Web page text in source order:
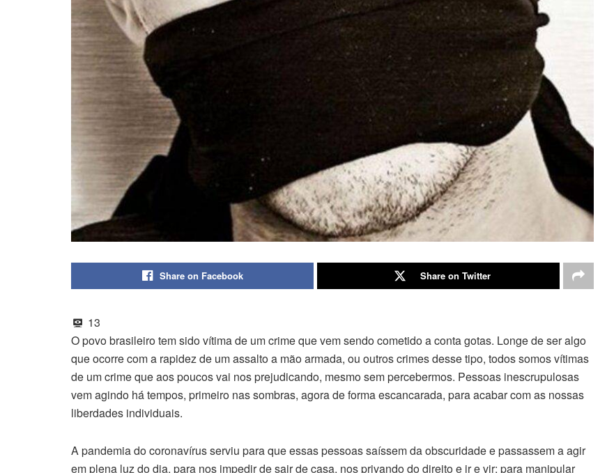
Share on Facebook Share on Twitter
13
O povo brasileiro tem sido vítima de um crime que vem sendo cometido a conta gotas. Longe de ser algo
que ocorre com a rapidez de um assalto a mão armada, ou outros crimes desse tipo, todos somos vítimas
de um crime que aos poucos vai nos prejudicando, mesmo sem percebermos. Pessoas inescrupulosas
vem agindo há tempos, primeiro nas sombras, agora de forma escancarada, para acabar com as nossas
liberdades individuais.
A pandemia do coronavírus serviu para que essas pessoas saíssem da obscuridade e passassem a agir
em plena luz do dia, para nos impedir de sair de casa, nos privando do direito e ir e vir; para manipular